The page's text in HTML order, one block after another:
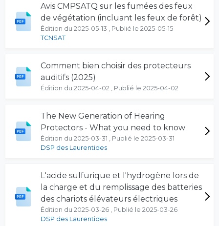
Avis CMPSATQ sur les fumées des feux
de végétation (incluant les feux de forêt)
Édition du 2025-05-13 , Publié le 2025-05-15
TCNSAT
Comment bien choisir des protecteurs
auditifs (2025)
Édition du 2025-04-02 , Publié le 2025-04-02
The New Generation of Hearing
Protectors - What you need to know
Édition du 2025-03-31 , Publié le 2025-03-31
DSP des Laurentides
L'acide sulfurique et l'hydrogène lors de
la charge et du remplissage des batteries
des chariots élévateurs électriques
Édition du 2025-03-26 , Publié le 2025-03-26
DSP des Laurentides